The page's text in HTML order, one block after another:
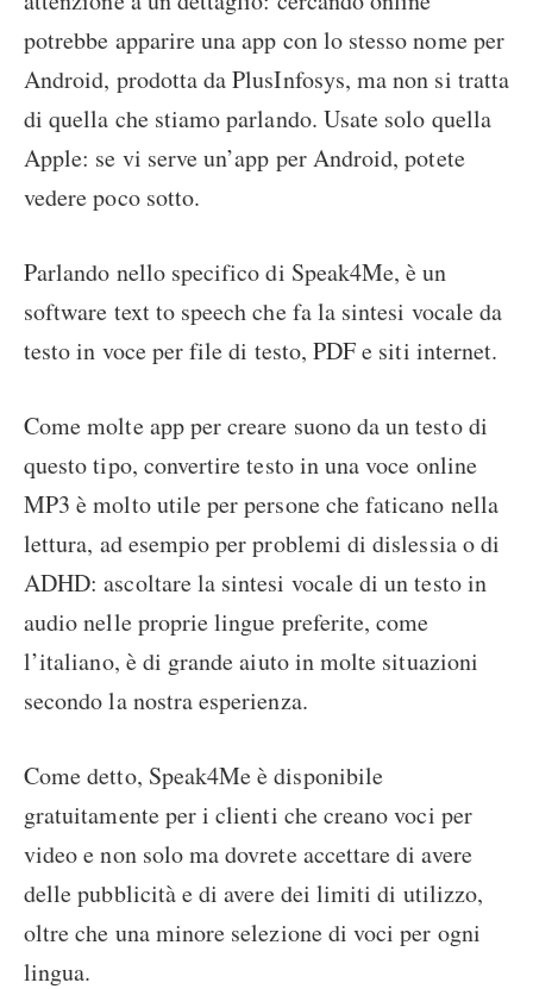
potrebbe apparire una app con lo stesso nome per
Android, prodotta da PlusInfosys, ma non si tratta
di quella che stiamo parlando. Usate solo quella
Apple: se vi serve un’app per Android, potete
vedere poco sotto.
Parlando nello specifico di Speak4Me, è un
software text to speech che fa la sintesi vocale da
testo in voce per file di testo, PDF e siti internet.
Come molte app per creare suono da un testo di
questo tipo, convertire testo in una voce online
MP3 è molto utile per persone che faticano nella
lettura, ad esempio per problemi di dislessia o di
ADHD: ascoltare la sintesi vocale di un testo in
audio nelle proprie lingue preferite, come
l’italiano, è di grande aiuto in molte situazioni
secondo la nostra esperienza.
Come detto, Speak4Me è disponibile
gratuitamente per i clienti che creano voci per
video e non solo ma dovrete accettare di avere
delle pubblicità e di avere dei limiti di utilizzo,
oltre che una minore selezione di voci per ogni
lingua.